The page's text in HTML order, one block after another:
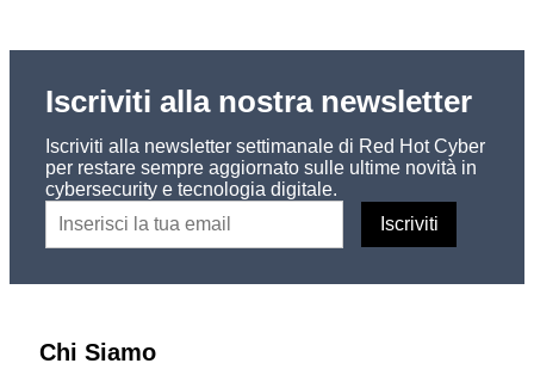
Iscriviti alla nostra newsletter
Iscriviti alla newsletter settimanale di Red Hot Cyber
per restare sempre aggiornato sulle ultime novità in
cybersecurity e tecnologia digitale.
Chi Siamo